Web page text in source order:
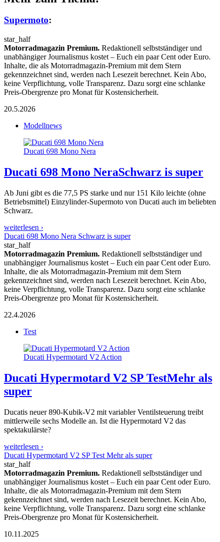
Supermoto:
star_half
Motorradmagazin Premium. Redaktionell selbstständiger und
unabhängiger Journalismus kostet – Euch ein paar Cent oder Euro.
Inhalte, die als Motorradmagazin-Premium mit dem Stern
gekennzeichnet sind, werden nach Lesezeit berechnet. Kein Abo,
keine Verpflichtung, volle Transparenz. Dazu sorgt eine schlanke
Preis-Obergrenze pro Monat für Kostensicherheit.
20.5.2026
Modellnews
Ducati 698 Mono Nera
Ducati 698 Mono NeraSchwarz is super
Ab Juni gibt es die 77,5 PS starke und nur 151 Kilo leichte (ohne
Betriebsmittel) Einzylinder-Supermoto von Ducati auch im beliebten
Schwarz.
weiterlesen ›
Ducati 698 Mono Nera Schwarz is super
star_half
Motorradmagazin Premium. Redaktionell selbstständiger und
unabhängiger Journalismus kostet – Euch ein paar Cent oder Euro.
Inhalte, die als Motorradmagazin-Premium mit dem Stern
gekennzeichnet sind, werden nach Lesezeit berechnet. Kein Abo,
keine Verpflichtung, volle Transparenz. Dazu sorgt eine schlanke
Preis-Obergrenze pro Monat für Kostensicherheit.
22.4.2026
Test
Ducati Hypermotard V2 Action
Ducati Hypermotard V2 SP TestMehr als
super
Ducatis neuer 890-Kubik-V2 mit variabler Ventilsteuerung treibt
mittlerweile sechs Modelle an. Ist die Hypermotard V2 das
spektakulärste?
weiterlesen ›
Ducati Hypermotard V2 SP Test Mehr als super
star_half
Motorradmagazin Premium. Redaktionell selbstständiger und
unabhängiger Journalismus kostet – Euch ein paar Cent oder Euro.
Inhalte, die als Motorradmagazin-Premium mit dem Stern
gekennzeichnet sind, werden nach Lesezeit berechnet. Kein Abo,
keine Verpflichtung, volle Transparenz. Dazu sorgt eine schlanke
Preis-Obergrenze pro Monat für Kostensicherheit.
10.11.2025